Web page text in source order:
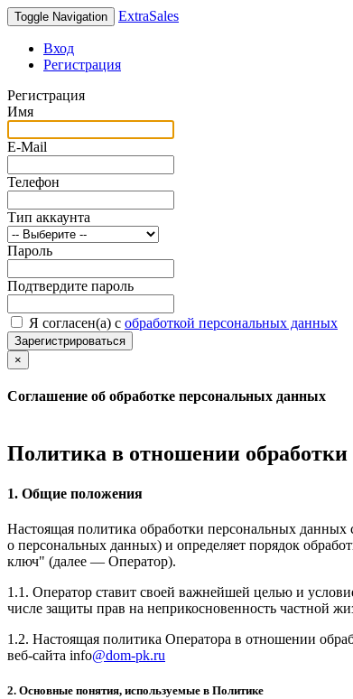
Toggle Navigation ExtraSales
Вход
Регистрация
Регистрация
Имя
E-Mail
Телефон
Тип аккаунта
Пароль
Подтвердите пароль
Я согласен(а) с обработкой персональных данных
Зарегистрироваться
×
Соглашение об обработке персональных данных
Политика в отношении
1. Общие положения
Настоящая политика обработки персональных
о персональных данных) и определяет порядок
ключ" (далее — Оператор).
1.1. Оператор ставит своей важнейшей целью и
числе защиты прав на неприкосновенность частной
1.2. Настоящая политика Оператора в отношении
веб-сайта info@dom-pk.ru
2. Основные понятия, используемые в Политике